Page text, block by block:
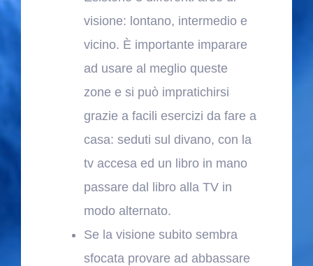
visione: lontano, intermedio e
vicino. È importante imparare
ad usare al meglio queste
zone e si può impratichirsi
grazie a facili esercizi da fare a
casa: seduti sul divano, con la
tv accesa ed un libro in mano
passare dal libro alla TV in
modo alternato.
Se la visione subito sembra
sfocata provare ad abbassare